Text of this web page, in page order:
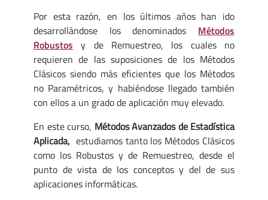
Por esta razón, en los últimos años han ido
desarrollándose los denominados Métodos
Robustos y de Remuestreo, los cuales no
requieren de las suposiciones de los Métodos
Clásicos siendo más eficientes que los Métodos
no Paramétricos, y habiéndose llegado también
con ellos a un grado de aplicación muy elevado.
En este curso, Métodos Avanzados de Estadística
Aplicada, estudiamos tanto los Métodos Clásicos
como los Robustos y de Remuestreo, desde el
punto de vista de los conceptos y del de sus
aplicaciones informáticas.